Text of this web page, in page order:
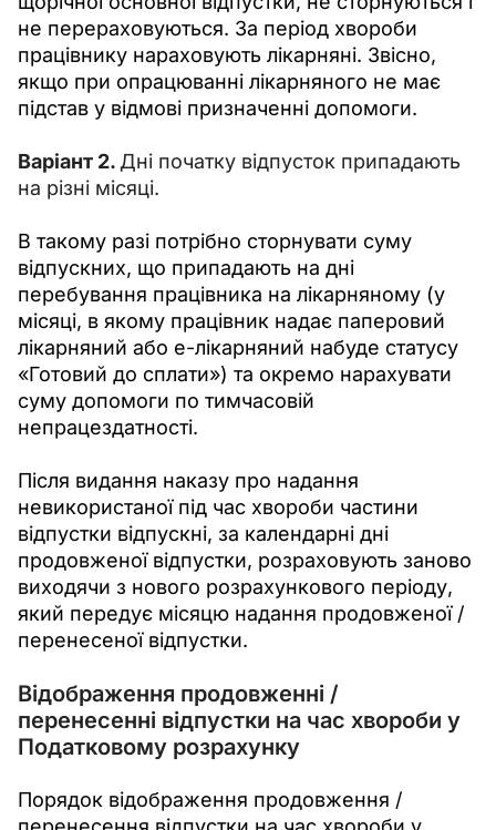
не перераховуються. За період хвороби
працівнику нараховують лікарняні. Звісно,
якщо при опрацюванні лікарняного не має
підстав у відмові призначенні допомоги.
Варіант 2. Дні початку відпусток припадають
на різні місяці.
В такому разі потрібно сторнувати суму
відпускних, що припадають на дні
перебування працівника на лікарняному (у
місяці, в якому працівник надає паперовий
лікарняний або е-лікарняний набуде статусу
«Готовий до сплати») та окремо нарахувати
суму допомоги по тимчасовій
непрацездатності.
Після видання наказу про надання
невикористаної під час хвороби частини
відпустки відпускні, за календарні дні
продовженої відпустки, розраховують заново
виходячи з нового розрахункового періоду,
який передує місяцю надання продовженої /
перенесеної відпустки.
Відображення продовженні /
перенесенні відпустки на час хвороби у
Податковому розрахунку
Порядок відображення продовження /